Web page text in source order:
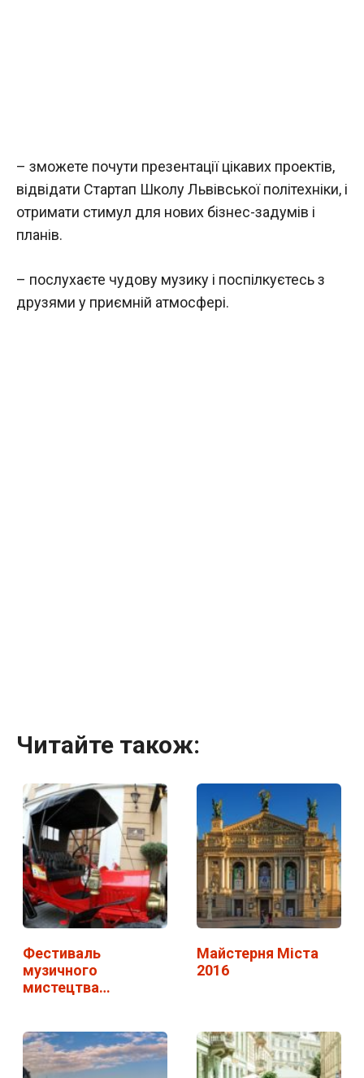
– зможете почути презентації цікавих проектів,
відвідати Стартап Школу Львівської політехніки, і
отримати стимул для нових бізнес-задумів і
планів.
– послухаєте чудову музику і поспілкуєтесь з
друзями у приємній атмосфері.
Читайте також:
Фестиваль
музичного
мистецтва
Майстерня Міста
2016